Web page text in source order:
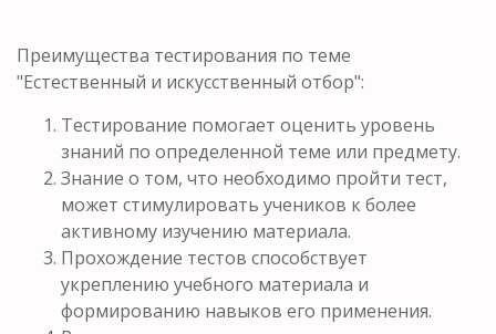
Преимущества тестирования по теме
"Естественный и искусственный отбор":
Тестирование помогает оценить уровень
знаний по определенной теме или предмету.
Знание о том, что необходимо пройти тест,
может стимулировать учеников к более
активному изучению материала.
Прохождение тестов способствует
укреплению учебного материала и
формированию навыков его применения.